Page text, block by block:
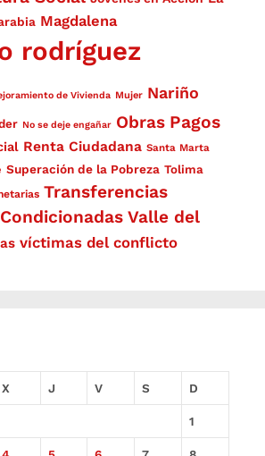
Magdalena
rodríguez
de Vivienda Mujer Nariño
No se deje engañar Obras Pagos
Renta Ciudadana Santa Marta
Superación de la Pobreza Tolima
Transferencias
Valle del
víctimas del conflicto
X J V S D
1